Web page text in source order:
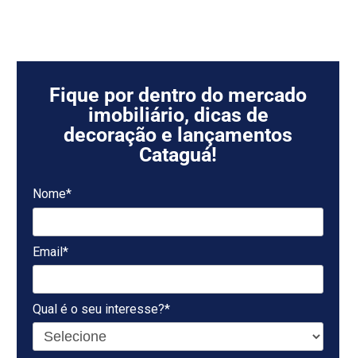
Fique por dentro do mercado
imobiliário, dicas de
decoração e lançamentos
Cataguá!
Nome*
Email*
Qual é o seu interesse?*